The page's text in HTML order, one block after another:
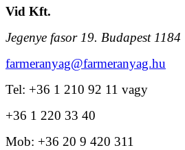
Vid Kft.
Jegenye fasor 19. Budapest 1184
farmeranyag@farmeranyag.hu
Tel: +36 1 210 92 11 vagy
+36 1 220 33 40
Mob: +36 20 9 420 311